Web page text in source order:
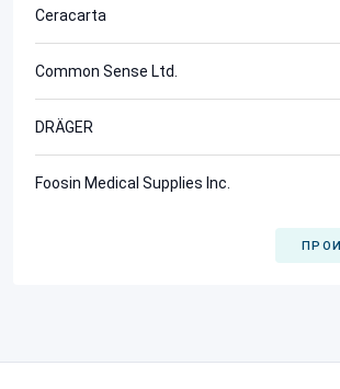
Ceracarta
Common Sense Ltd.
DRÄGER
Foosin Medical Supplies Inc.